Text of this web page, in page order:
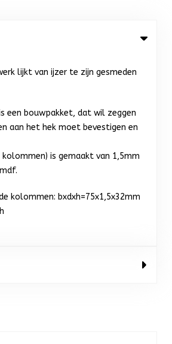
lijkt van ijzer te zijn gesmeden
een bouwpakket, dat wil zeggen
aan het hek moet bevestigen en
kolommen) is gemaakt van 1,5mm
kolommen: bxdxh=75x1,5x32mm